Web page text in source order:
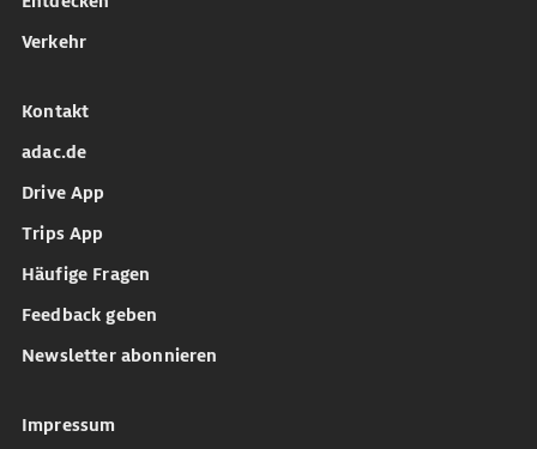
Verkehr
Kontakt
adac.de
Drive App
Trips App
Häufige Fragen
Feedback geben
Newsletter abonnieren
Impressum